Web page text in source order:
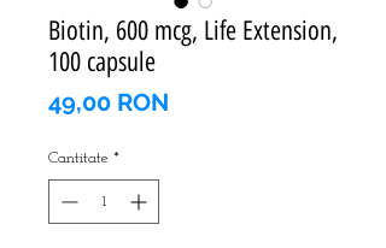
Biotin, 600 mcg, Life Extension,
100 capsule
49,00 RON
Cantitate *